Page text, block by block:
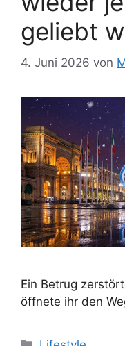
geliebt
4. Juni 2026 von
Ein Betrug
öffnete ihr den
Kategorien